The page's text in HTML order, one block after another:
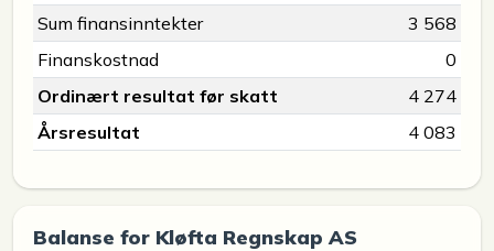
Sum finansinntekter
3 568
Finanskostnad
0
Ordinært resultat før skatt
4 274
Årsresultat
4 083
Balanse for Kløfta Regnskap AS